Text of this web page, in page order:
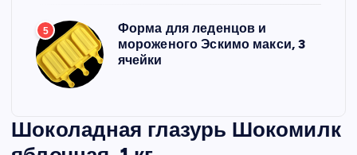
5
Форма для леденцов и
мороженого Эскимо макси, 3
ячейки
Шоколадная глазурь Шокомилк